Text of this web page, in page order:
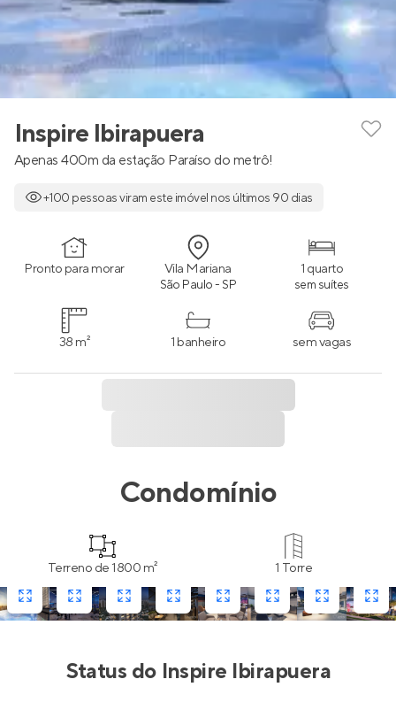
Inspire Ibirapuera
Apenas 400m da estação Paraíso do metrô!
+100 pessoas viram este imóvel nos últimos 90 dias
Pronto para morar Vila Mariana
São Paulo - SP
1 quarto
sem suítes
38 m² 1 banheiro sem vagas
Condomínio
Terreno de 1800 m² 1 Torre
Status do Inspire Ibirapuera